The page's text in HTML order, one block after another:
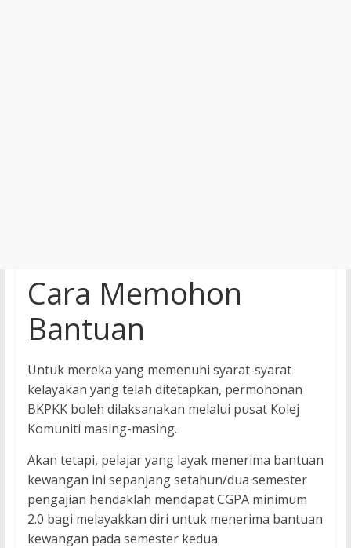
Cara Memohon
Bantuan
Untuk mereka yang memenuhi syarat-syarat
kelayakan yang telah ditetapkan, permohonan
BKPKK boleh dilaksanakan melalui pusat Kolej
Komuniti masing-masing.
Akan tetapi, pelajar yang layak menerima bantuan
kewangan ini sepanjang setahun/dua semester
pengajian hendaklah mendapat CGPA minimum
2.0 bagi melayakkan diri untuk menerima bantuan
kewangan pada semester kedua.